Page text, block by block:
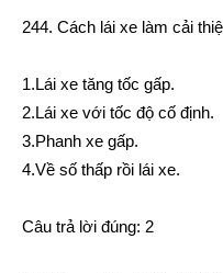
244. Cách lái xe làm cải
1.Lái xe tăng tốc gấp.
2.Lái xe với tốc độ cố định.
3.Phanh xe gấp.
4.Về số thấp rồi lái xe.
Câu trả lời đúng: 2